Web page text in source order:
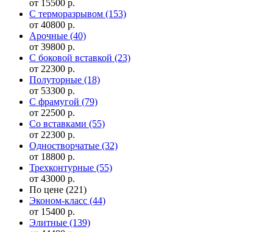
от 15500 р.
С терморазрывом (153)
от 40800 р.
Арочные (40)
от 39800 р.
С боковой вставкой (23)
от 22300 р.
Полуторные (18)
от 53300 р.
С фрамугой (79)
от 22500 р.
Cо вставками (55)
от 22300 р.
Одностворчатые (32)
от 18800 р.
Трехконтурные (55)
от 43000 р.
По цене (221)
Эконом-класс (44)
от 15400 р.
Элитные (139)